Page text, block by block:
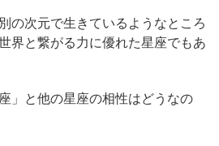
の次元で生きているようなところ
界と繋がる力に優れた星座でもあ
」と他の星座の相性はどうなの